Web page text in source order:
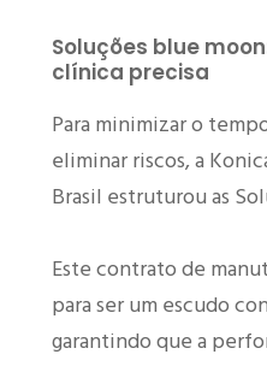
Soluções blue
clínica precisa
Para minimizar o
eliminar riscos, a
Brasil estruturou as
Este contrato de
para ser um escudo
garantindo que a